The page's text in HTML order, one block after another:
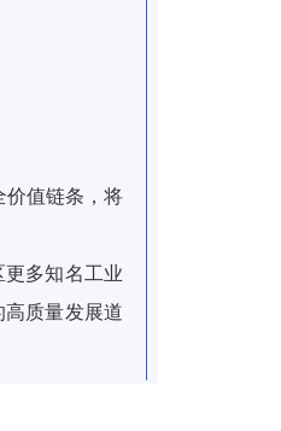
价值链条，将
多知名工业
质量发展道